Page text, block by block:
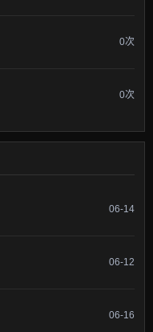
0次
0次
06-14
06-12
06-16